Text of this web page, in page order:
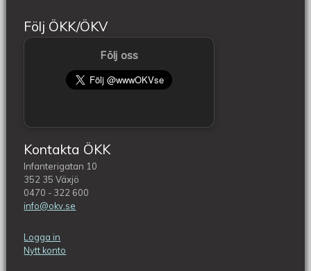
Följ ÖKK/ÖKV
Följ oss
Kontakta ÖKK
Infanterigatan 10
352 35 Växjö
0470 - 322 600
info@okv.se
Logga in
Nytt konto